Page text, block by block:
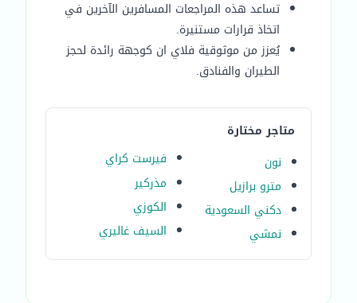
تساعد هذه المراجعات المسافرين الآخرين في
اتخاذ قرارات مستنيرة.
يُعزز من موثوقية فلاي ان كوجهة رائدة لحجز
الطيران والفنادق.
متاجر مختارة
نون
مترو برازيل
دكني السعودية
نمشي
فيرست كراي
مذركير
الكوزي
السيف غاليري